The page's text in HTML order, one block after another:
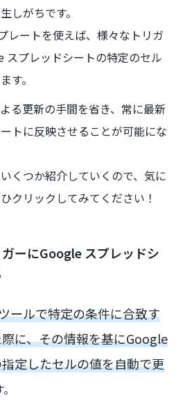
しがちです。
レートを使えば、様々なトリガ
スプレッドシートの特定のセル
す。
る更新の手間を省き、常に最新
トに反映させることが可能にな
くつか紹介していくので、気に
クリックしてみてください！
ーにGoogle スプレッドシ
ールで特定の条件に合致す
に、その情報を基にGoogle
定したセルの値を自動で更